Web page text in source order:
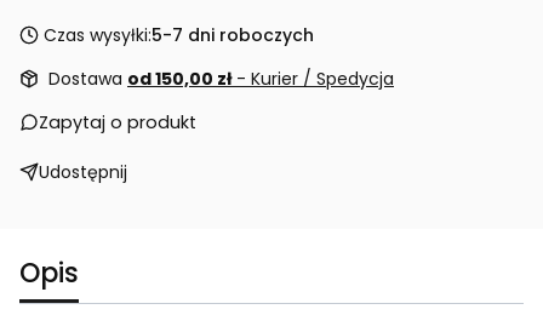
Czas wysyłki:5-7 dni roboczych
Dostawa od 150,00 zł - Kurier / Spedycja
Zapytaj o produkt
Udostępnij
Opis